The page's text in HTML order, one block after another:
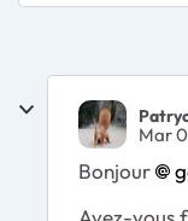
Mar
Bonjour